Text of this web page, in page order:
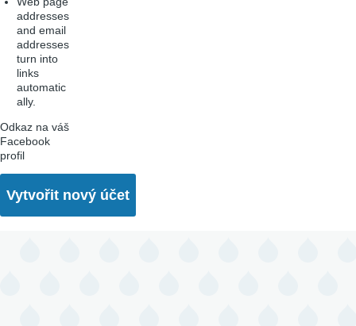
addresses
and email
addresses
turn into
links
automatic
ally.
Odkaz na váš
Facebook
profil